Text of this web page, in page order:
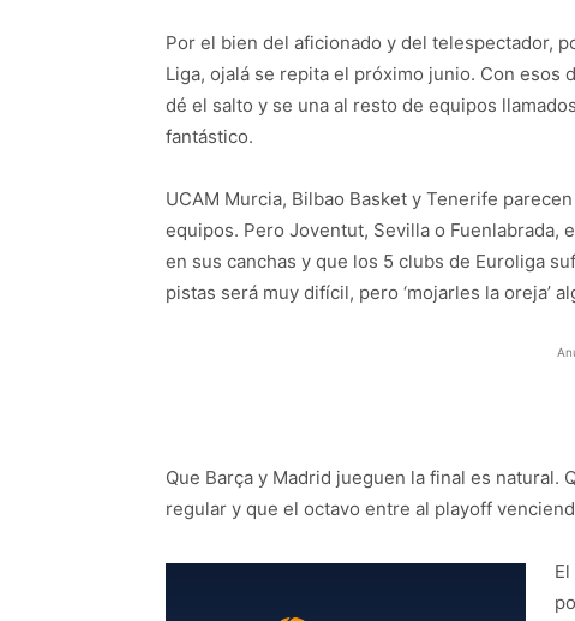
Por el bien del aficionado y del telespectador,
Liga, ojalá se repita el próximo junio. Con
dé el salto y se una al resto de equipos
fantástico.
UCAM Murcia, Bilbao Basket y Tenerife
equipos. Pero Joventut, Sevilla o Fuenlabrada,
en sus canchas y que los 5 clubs de Euroliga
pistas será muy difícil, pero ‘mojarles la oreja’
Que Barça y Madrid jueguen la final es natural.
regular y que el octavo entre al playoff